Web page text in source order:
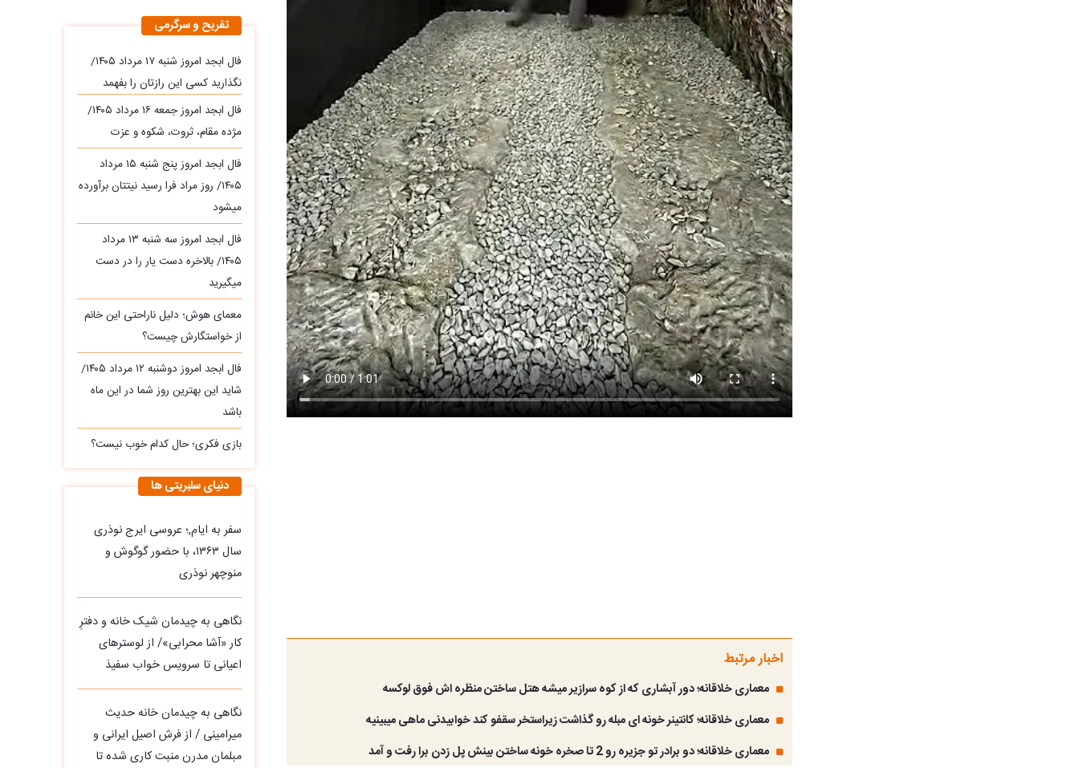
اخبار مرتبط
معماری خلاقانه؛ دور آبشاری که از کوه سرازیر میشه هتل ساختن منظره اش فوق لوکسه
معماری خلاقانه؛ کانتینر خونه ای مبله رو گذاشت زیراستخر سقفو کند خوابیدنی ماهی میبینیه
معماری خلاقانه؛ دو برادر تو جزیره رو 2 تا صخره خونه ساختن بینش پل زدن برا رفت و آمد
تفریح و سرگرمی
فال ابجد امروز شنبه ۱۷ مرداد ۱۴۰۵/
نگذارید کسی این رازتان را بفهمد
فال ابجد امروز جمعه ۱۶ مرداد ۱۴۰۵/
مژده مقام، ثروت، شکوه و عزت
فال ابجد امروز پنج شنبه ۱۵ مرداد
۱۴۰۵/ روز مراد فرا رسید نیتتان برآورده
میشود
فال ابجد امروز سه‌ شنبه ۱۳ مرداد
۱۴۰۵/ بالاخره دست یار را در دست
میگیرید
معمای هوش؛ دلیل ناراحتی این خانم
از خواستگارش چیست؟
فال ابجد امروز دوشنبه ۱۲ مرداد ۱۴۰۵/
شاید این بهترین روز شما در این ماه
باشد
بازی فکری؛ حال کدام خوب نیست؟
دنیای سلبریتی ها
سفر به ایام,؛ عروسی ایرج نوذری
سال ۱۳۶۳، با حضور گوگوش و
منوچهر نوذری
نگاهی به چیدمان شیک خانه و دفترِ
کار «آشا محرابی»/ از لوسترهای
اعیانی تا سرویس خواب سفیذ
نگاهی به چیدمان خانه حدیث
میرامینی / از فرش اصیل ایرانی و
مبلمان مدرن منبت‌ کاری‌ شده تا